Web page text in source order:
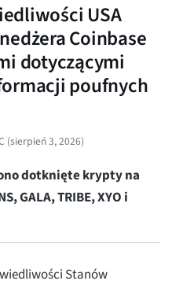
USA
Coinbase
dotyczącymi
poufnych
(sierpień 3, 2026)
dotknięte krypty na
GALA, TRIBE, XYO i
Stanów